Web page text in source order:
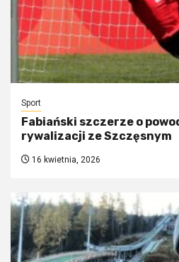
Sport
Fabiański szczerze o
rywalizacji ze Szczęsnym
16 kwietnia, 2026